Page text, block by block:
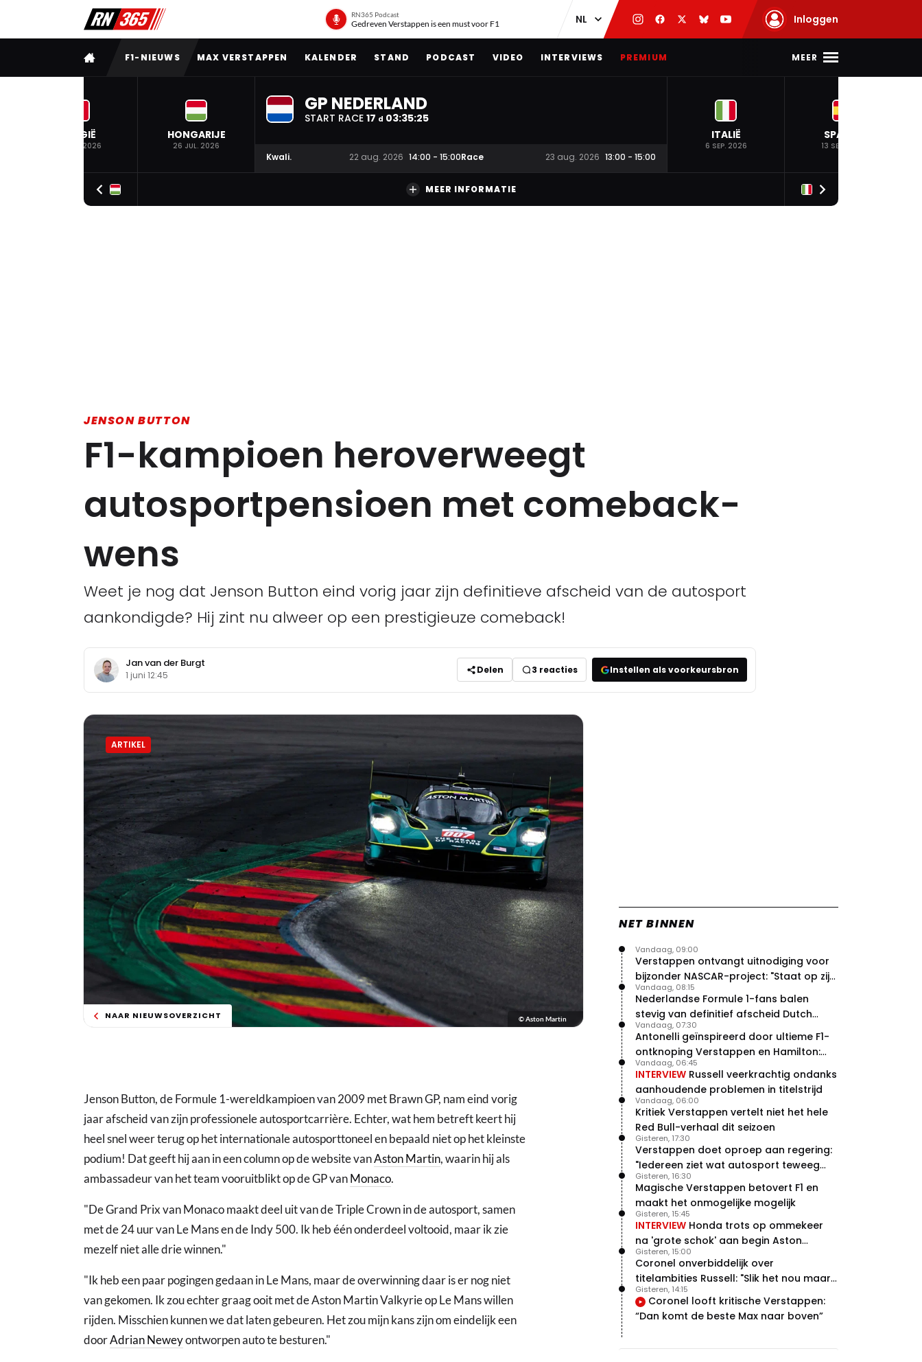
RN365 Podcast
Gedreven Verstappen is een must voor F1 Inloggen
VOLLEDIG MENU
F1-NIEUWS MAX VERSTAPPEN KALENDER STAND PODCAST VIDEO INTERVIEWS PREMIUM MEER
BELGIË
19 JUL. 2026
HONGARIJE
26 JUL. 2026
GP NEDERLAND
START RACE 17 d 03:35:24
Kwali. 22 aug. 2026 14:00 - 15:00Race 23 aug. 2026 13:00 - 15:00
ITALIË
6 SEP. 2026
SPANJE
13 SEP. 2026
MEER INFORMATIE
JENSON BUTTON
F1-kampioen heroverweegt
autosportpensioen met comeback-
wens
Weet je nog dat Jenson Button eind vorig jaar zijn definitieve afscheid van de autosport
aankondigde? Hij zint nu alweer op een prestigieuze comeback!
Jan van der Burgt
1 juni 12:45 Delen 3 reacties Instellen als voorkeursbron
ARTIKEL
NAAR NIEUWSOVERZICHT © Aston Martin
Jenson Button, de Formule 1-wereldkampioen van 2009 met Brawn GP, nam eind vorig
jaar afscheid van zijn professionele autosportcarrière. Echter, wat hem betreft keert hij
heel snel weer terug op het internationale autosporttoneel en bepaald niet op het kleinste
podium! Dat geeft hij aan in een column op de website vanAston Martin, waarin hij als
ambassadeur van het team vooruitblikt op de GP vanMonaco.
"De Grand Prix van Monaco maakt deel uit van de Triple Crown in de autosport, samen
met de 24 uur van Le Mans en de Indy 500. Ik heb één onderdeel voltooid, maar ik zie
mezelf niet alle drie winnen."
"Ik heb een paar pogingen gedaan in Le Mans, maar de overwinning daar is er nog niet
van gekomen. Ik zou echter graag ooit met de Aston Martin Valkyrie op Le Mans willen
rijden. Misschien kunnen we dat laten gebeuren. Het zou mijn kans zijn om eindelijk een
doorAdrian Neweyontworpen auto te besturen."
NET BINNEN
Verstappen ontvangt uitnodiging voor
bijzonder NASCAR-project: "Staat op zijn
radar"
Vandaag, 09:00
Nederlandse Formule 1-fans balen
stevig van definitief afscheid Dutch
Grand Prix
Vandaag, 08:15
Antonelli geïnspireerd door ultieme F1-
ontknoping Verstappen en Hamilton:
"Leven of dood!"
Vandaag, 07:30
INTERVIEW Russell veerkrachtig ondanks
aanhoudende problemen in titelstrijd
Vandaag, 06:45
Kritiek Verstappen vertelt niet het hele
Red Bull-verhaal dit seizoen
Vandaag, 06:00
Verstappen doet oproep aan regering:
"Iedereen ziet wat autosport teweeg
brengt"
Gisteren, 17:30
Magische Verstappen betovert F1 en
maakt het onmogelijke mogelijk
Gisteren, 16:30
INTERVIEW Honda trots op ommekeer
na 'grote schok' aan begin Aston
Martin-avontuur
Gisteren, 15:45
Coronel onverbiddelijk over
titelambities Russell: "Slik het nou maar
gewoon"
Gisteren, 15:00
Coronel looft kritische Verstappen:
“Dan komt de beste Max naar boven”
Gisteren, 14:15